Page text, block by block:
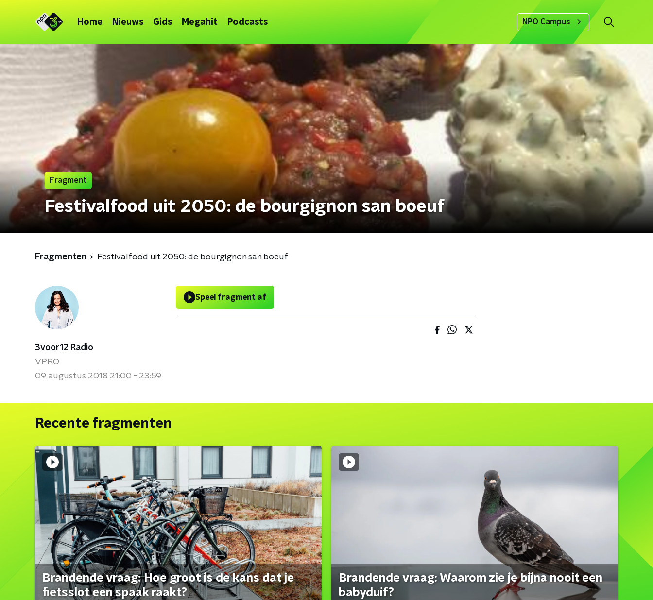
Home Nieuws Gids Megahit Podcasts NPO Campus
Fragment
Festivalfood uit 2050: de bourgignon san boeuf
Fragmenten Festivalfood uit 2050: de bourgignon san boeuf
3voor12 Radio
VPRO
09 augustus 2018 21:00 - 23:59
Speel fragment af
Recente fragmenten
Brandende vraag: Hoe groot is de kans dat je
fietsslot een spaak raakt?
Brandende vraag: Waarom zie je bijna nooit een
babyduif?